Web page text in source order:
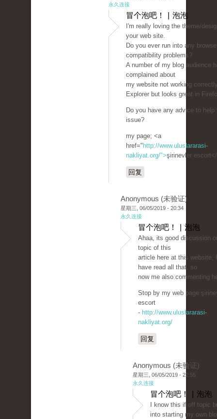
永久连接
冒个泡吧！ | 泡泡
I'm really loving the theme/
your web site.
Do you ever run into any
compatibility problems?
A number of my blog audience
complained about
my website not working
Explorer but looks great in
Do you have any advice to
issue?
my page; <a
href=" http://www.uluslararasi-
nakliyat.org/">şirinevler
回复
Anonymous (未验证)
星期三, 06/05/2019 - 20:34
永久连接
冒个泡吧！ | 泡泡
Ahaa, its good discussion
topic of this
article here at this website, I
have read all that, so
now me also commenting
Stop by my web page
escort
- http://www.uluslararasi-
nakliyat.org/
回复
Anonymous (未验证)
星期三, 06/05/2019 - 22:55
永久连接
冒个泡吧！ | 泡泡
I know this if off topic
into starting my own